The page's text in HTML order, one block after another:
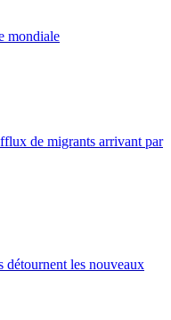
mondiale
de migrants arrivant par
détournent les nouveaux